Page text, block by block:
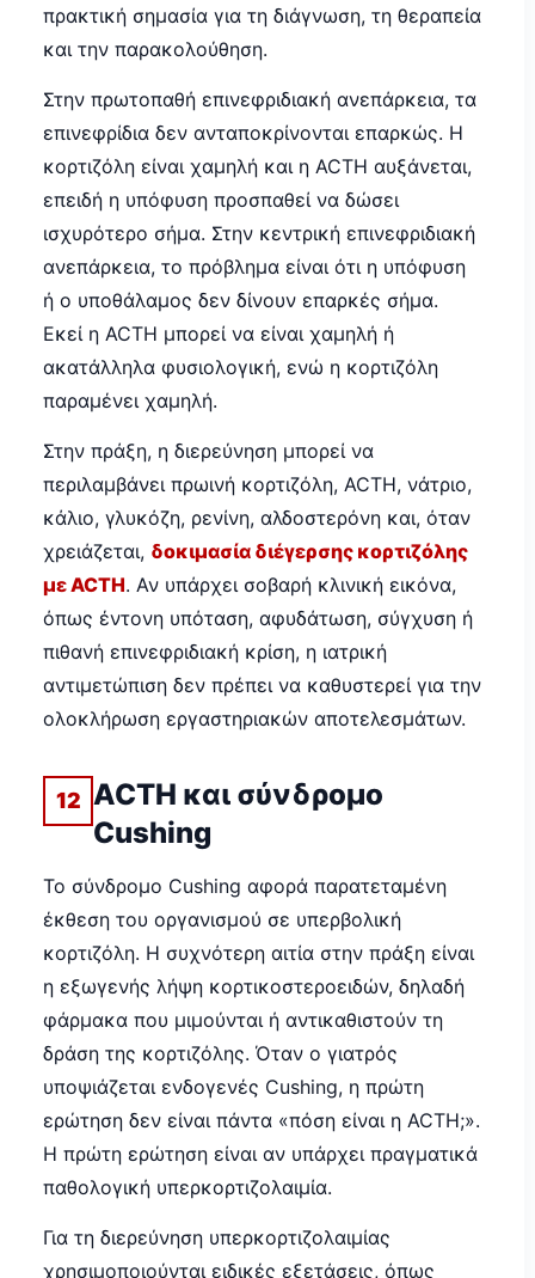
πρακτική σημασία για τη διάγνωση, τη θεραπεία
και την παρακολούθηση.
Στην πρωτοπαθή επινεφριδιακή ανεπάρκεια, τα
επινεφρίδια δεν ανταποκρίνονται επαρκώς. Η
κορτιζόλη είναι χαμηλή και η ACTH αυξάνεται,
επειδή η υπόφυση προσπαθεί να δώσει
ισχυρότερο σήμα. Στην κεντρική επινεφριδιακή
ανεπάρκεια, το πρόβλημα είναι ότι η υπόφυση
ή ο υποθάλαμος δεν δίνουν επαρκές σήμα.
Εκεί η ACTH μπορεί να είναι χαμηλή ή
ακατάλληλα φυσιολογική, ενώ η κορτιζόλη
παραμένει χαμηλή.
Στην πράξη, η διερεύνηση μπορεί να
περιλαμβάνει πρωινή κορτιζόλη, ACTH, νάτριο,
κάλιο, γλυκόζη, ρενίνη, αλδοστερόνη και, όταν
χρειάζεται, δοκιμασία διέγερσης κορτιζόλης
με ACTH. Αν υπάρχει σοβαρή κλινική εικόνα,
όπως έντονη υπόταση, αφυδάτωση, σύγχυση ή
πιθανή επινεφριδιακή κρίση, η ιατρική
αντιμετώπιση δεν πρέπει να καθυστερεί για την
ολοκλήρωση εργαστηριακών αποτελεσμάτων.
12 ACTH και σύνδρομο
Cushing
Το σύνδρομο Cushing αφορά παρατεταμένη
έκθεση του οργανισμού σε υπερβολική
κορτιζόλη. Η συχνότερη αιτία στην πράξη είναι
η εξωγενής λήψη κορτικοστεροειδών, δηλαδή
φάρμακα που μιμούνται ή αντικαθιστούν τη
δράση της κορτιζόλης. Όταν ο γιατρός
υποψιάζεται ενδογενές Cushing, η πρώτη
ερώτηση δεν είναι πάντα «πόση είναι η ACTH;».
Η πρώτη ερώτηση είναι αν υπάρχει πραγματικά
παθολογική υπερκορτιζολαιμία.
Για τη διερεύνηση υπερκορτιζολαιμίας
χρησιμοποιούνται ειδικές εξετάσεις, όπως